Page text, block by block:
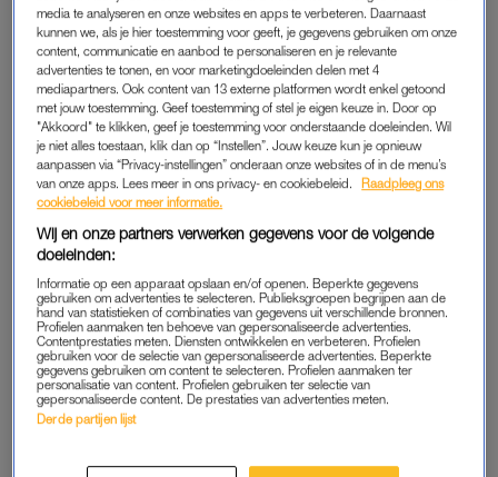
media te analyseren en onze websites en apps te verbeteren. Daarnaast
kunnen we, als je hier toestemming voor geeft, je gegevens gebruiken om onze
content, communicatie en aanbod te personaliseren en je relevante
advertenties te tonen, en voor marketingdoeleinden delen met 4
mediapartners. Ook content van 13 externe platformen wordt enkel getoond
met jouw toestemming. Geef toestemming of stel je eigen keuze in. Door op
"Akkoord" te klikken, geef je toestemming voor onderstaande doeleinden. Wil
je niet alles toestaan, klik dan op “Instellen”. Jouw keuze kun je opnieuw
aanpassen via “Privacy-instellingen” onderaan onze websites of in de menu’s
van onze apps. Lees meer in ons privacy- en cookiebeleid.
Raadpleeg ons
cookiebeleid voor meer informatie.
Wij en onze partners verwerken gegevens voor de volgende
doeleinden:
Informatie op een apparaat opslaan en/of openen. Beperkte gegevens
gebruiken om advertenties te selecteren. Publieksgroepen begrijpen aan de
hand van statistieken of combinaties van gegevens uit verschillende bronnen.
Profielen aanmaken ten behoeve van gepersonaliseerde advertenties.
Contentprestaties meten. Diensten ontwikkelen en verbeteren. Profielen
gebruiken voor de selectie van gepersonaliseerde advertenties. Beperkte
gegevens gebruiken om content te selecteren. Profielen aanmaken ter
personalisatie van content. Profielen gebruiken ter selectie van
gepersonaliseerde content. De prestaties van advertenties meten.
Derde partijen lijst